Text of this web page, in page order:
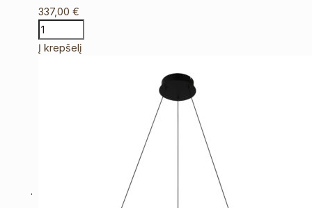
337,00€
Į krepšelį